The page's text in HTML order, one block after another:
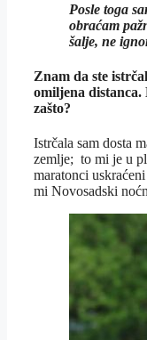
Posle toga
obraćam
šalje, ne
Znam da ste
omiljena
zašto?
Istrčala sam dosta
zemlje; to mi je u
maratonci
mi Novosadski